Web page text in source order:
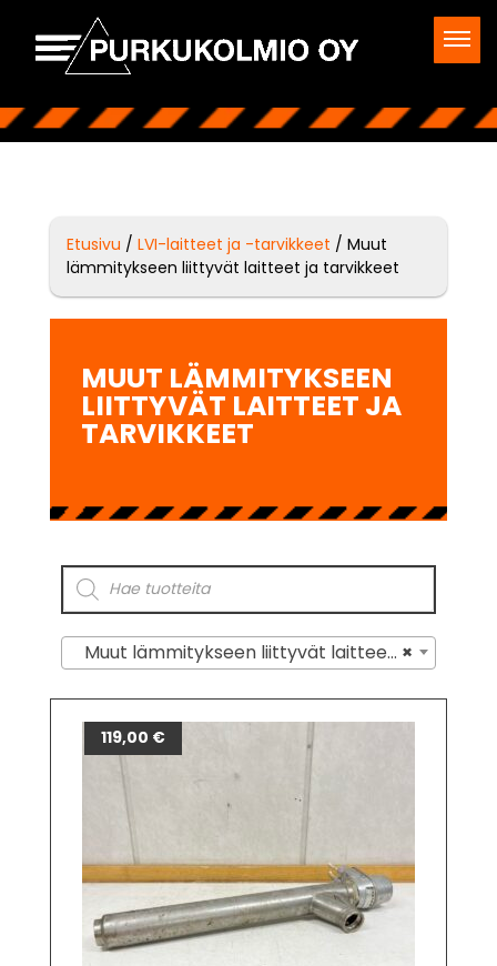
Etusivu / LVI-laitteet ja -tarvikkeet / Muut
lämmitykseen liittyvät laitteet ja tarvikkeet
MUUT LÄMMITYKSEEN
LIITTYVÄT LAITTEET JA
TARVIKKEET
×
Muut lämmitykseen liittyvät laitteet ja tarvikkeet
119,00 €